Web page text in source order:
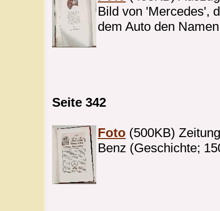
Bild von 'Mercedes',
dem Auto den
Seite 342
Foto (500KB)
Benz (Geschichte;